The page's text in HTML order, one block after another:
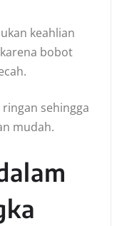
keahlian
bobot
sehingga
mudah.